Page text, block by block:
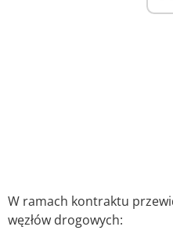
W ramach kontraktu
węzłów drogowych: